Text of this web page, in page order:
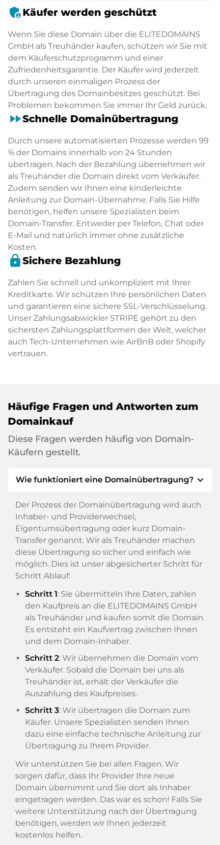
admin_panel_settingsKäufer werden geschützt
Wenn Sie diese Domain über die ELITEDOMAINS
GmbH als Treuhänder kaufen, schützen wir Sie mit
dem Käuferschutzprogramm und einer
Zufriedenheitsgarantie. Der Käufer wird jederzeit
durch unseren einmaligen Prozess der
Übertragung des Domainbesitzes geschützt. Bei
Problemen bekommen Sie immer Ihr Geld zurück.
fast_forwardSchnelle Domainübertragung
Durch unsere automatisierten Prozesse werden 99
% der Domains innerhalb von 24 Stunden
übertragen. Nach der Bezahlung übernehmen wir
als Treuhänder die Domain direkt vom Verkäufer.
Zudem senden wir Ihnen eine kinderleichte
Anleitung zur Domain-Übernahme. Falls Sie Hilfe
benötigen, helfen unsere Spezialisten beim
Domain-Transfer. Entweder per Telefon, Chat oder
E-Mail und natürlich immer ohne zusätzliche
Kosten.
lock Sichere Bezahlung
Zahlen Sie schnell und unkompliziert mit Ihrer
Kreditkarte. Wir schützen Ihre persönlichen Daten
und garantieren eine sichere SSL-Verschlüsselung.
Unser Zahlungsabwickler STRIPE gehört zu den
sichersten Zahlungsplattformen der Welt, welcher
auch Tech-Unternehmen wie AirBnB oder Shopify
vertrauen.
Häufige Fragen und Antworten zum
Domainkauf
Diese Fragen werden häufig von Domain-
Käufern gestellt.
Wie funktioniert eine Domainübertragung? expand_more
Der Prozess der Domainübertragung wird auch
Inhaber- und Providerwechsel,
Eigentumsübertragung oder kurz Domain-
Transfer genannt. Wir als Treuhänder machen
diese Übertragung so sicher und einfach wie
möglich. Dies ist unser abgesicherter Schritt für
Schritt Ablauf:
Schritt 1: Sie übermitteln Ihre Daten, zahlen
den Kaufpreis an die ELITEDOMAINS GmbH
als Treuhänder und kaufen somit die Domain.
Es entsteht ein Kaufvertrag zwischen Ihnen
und dem Domain-Inhaber.
Schritt 2: Wir übernehmen die Domain vom
Verkäufer. Sobald die Domain bei uns als
Treuhänder ist, erhält der Verkäufer die
Auszahlung des Kaufpreises.
Schritt 3: Wir übertragen die Domain zum
Käufer. Unsere Spezialisten senden Ihnen
dazu eine einfache technische Anleitung zur
Übertragung zu Ihrem Provider.
Wir unterstützen Sie bei allen Fragen. Wir
sorgen dafür, dass Ihr Provider Ihre neue
Domain übernimmt und Sie dort als Inhaber
eingetragen werden. Das war es schon! Falls Sie
weitere Unterstützung nach der Übertragung
benötigen, werden wir Ihnen jederzeit
kostenlos helfen.